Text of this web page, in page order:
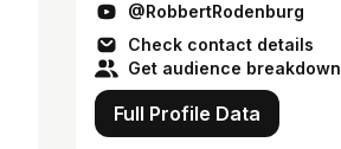
@RobbertRodenburg
Check contact details
Get audience breakdown
Full Profile Data